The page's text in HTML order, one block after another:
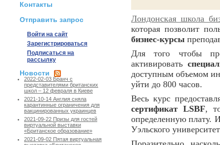
Контакты
Отправить запрос
Войти на сайт
Зарегистрироваться
Подписаться на
рассылку
Новости
2022-02-03 Бранч с
представителями британских
школ – 12 февраля в Киеве
2021-10-14 Англия сняла
карантинные ограничения для
вакцинированных украинцев
2021-09-22 Призы для гостей
виртуальной выставки
«Британское образование»
2021-09-02 Пятая виртуальная
Лондонская школа
которая позволит
бизнес-курсы
Для того чтобы
активировать
доступным объемом
уйти до 800 часов.
Весь курс
сертификат LSBF,
определенную плату.
Уэльского